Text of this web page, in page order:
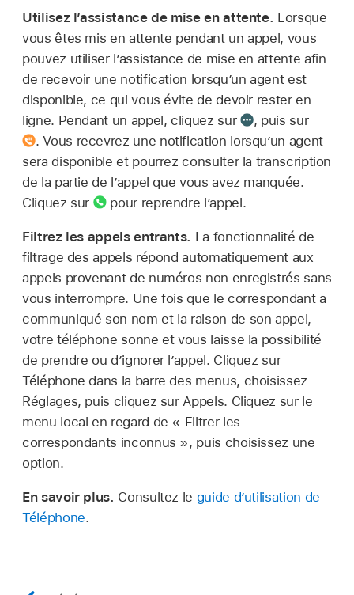
Utilisez l’assistance de mise en attente. Lorsque
vous êtes mis en attente pendant un appel, vous
pouvez utiliser l’assistance de mise en attente afin
de recevoir une notification lorsqu’un agent est
disponible, ce qui vous évite de devoir rester en
ligne. Pendant un appel, cliquez sur
, puis sur
.Vous recevrez une notification lorsqu’un agent
sera disponible et pourrez consulter la transcription
de la partie de l’appel que vous avez manquée.
Cliquez sur
pour reprendre l’appel.
Filtrez les appels entrants. La fonctionnalité de
filtrage des appels répond automatiquement aux
appels provenant de numéros non enregistrés sans
vous interrompre. Une fois que le correspondant a
communiqué son nom et la raison de son appel,
votre téléphone sonne et vous laisse la possibilité
de prendre ou d’ignorer l’appel. Cliquez sur
Téléphone dans la barre des menus, choisissez
Réglages, puis cliquez sur Appels. Cliquez sur le
menu local en regard de « Filtrer les
correspondants inconnus », puis choisissez une
option.
En savoir plus. Consultez le guide d’utilisation de
Téléphone.